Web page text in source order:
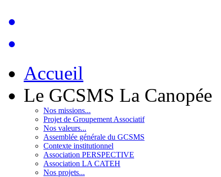
Accueil
Le GCSMS La Canopée
Nos missions...
Projet de Groupement Associatif
Nos valeurs...
Assemblée générale du GCSMS
Contexte institutionnel
Association PERSPECTIVE
Association LA CATEH
Nos projets...